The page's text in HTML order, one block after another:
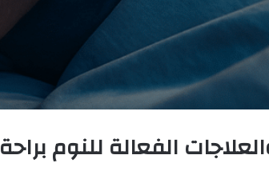
الفعالة للنوم براحة